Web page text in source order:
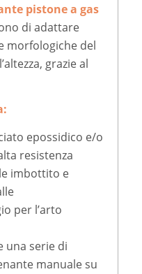
pistone a gas
di adattare
morfologiche del
grazie al
epossidico e/o
resistenza
imbottito e
per l’arto
una serie di
manuale su